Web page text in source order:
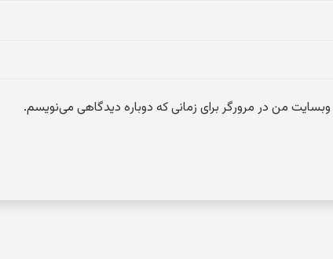
وبسایت من در مرورگر برای زمانی که دوباره دیدگاهی می‌نویسم.